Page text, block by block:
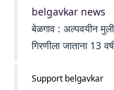
belgavkar news
बेळगाव : अल्पवयीन
गिरणीला जाताना 13
Support belgavkar